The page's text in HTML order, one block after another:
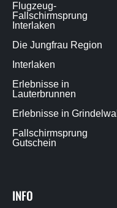
Flugzeug-
Fallschirmsprung
Interlaken
Die Jungfrau Region
Interlaken
Erlebnisse in
Lauterbrunnen
Erlebnisse in
Fallschirmsprung
Gutschein
INFO